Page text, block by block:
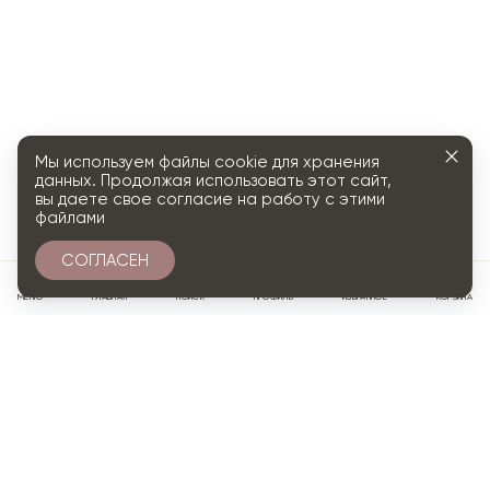
МЕНЮ ГЛАВНАЯ ПОИСК ПРОФИЛЬ ИЗБРАННОЕ КОРЗИНА
Мы используем файлы cookie для хранения
данных. Продолжая использовать этот сайт,
вы даете свое согласие на работу с этими
файлами
СОГЛАСЕН